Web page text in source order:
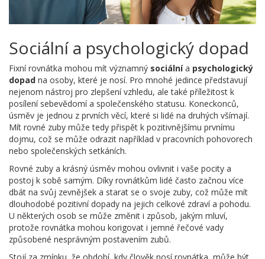
Sociální a psychologický dopad
Fixní rovnátka mohou mít významný sociálnía psychologický
dopad na osoby, které je nosí. Pro mnohé jedince představují
nejenom nástroj pro zlepšení vzhledu, ale také příležitost k
posílení sebevědomí a společenského statusu. Koneckonců,
úsměv je jednou z prvních věcí, které si lidé na druhých všímají.
Mít rovné zuby může tedy přispět k pozitivnějšímu prvnímu
dojmu, což se může odrazit například v pracovních pohovorech
nebo společenských setkáních.
Rovné zuby a krásný úsměv mohou ovlivnit i vaše pocity a
postoj k sobě samým. Díky rovnátkům lidé často začnou více
dbát na svůj zevnějšek a starat se o svoje zuby, což může mít
dlouhodobé pozitivní dopady na jejich celkové zdraví a pohodu.
U některých osob se může změnit i způsob, jakým mluví,
protože rovnátka mohou korigovat i jemné řečové vady
způsobené nesprávným postavením zubů.